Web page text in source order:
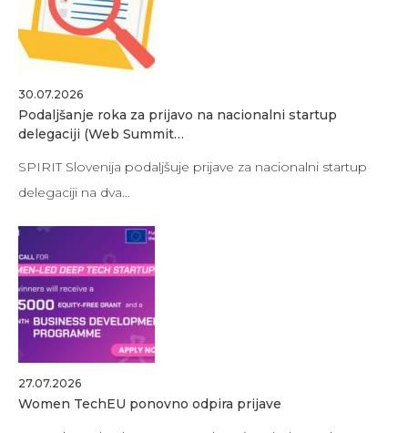
30.07.2026
Podaljšanje roka za prijavo na nacionalni startup
delegaciji (Web Summit…
SPIRIT Slovenija podaljšuje prijave za nacionalni startup
delegaciji na dva…
27.07.2026
Women TechEU ponovno odpira prijave